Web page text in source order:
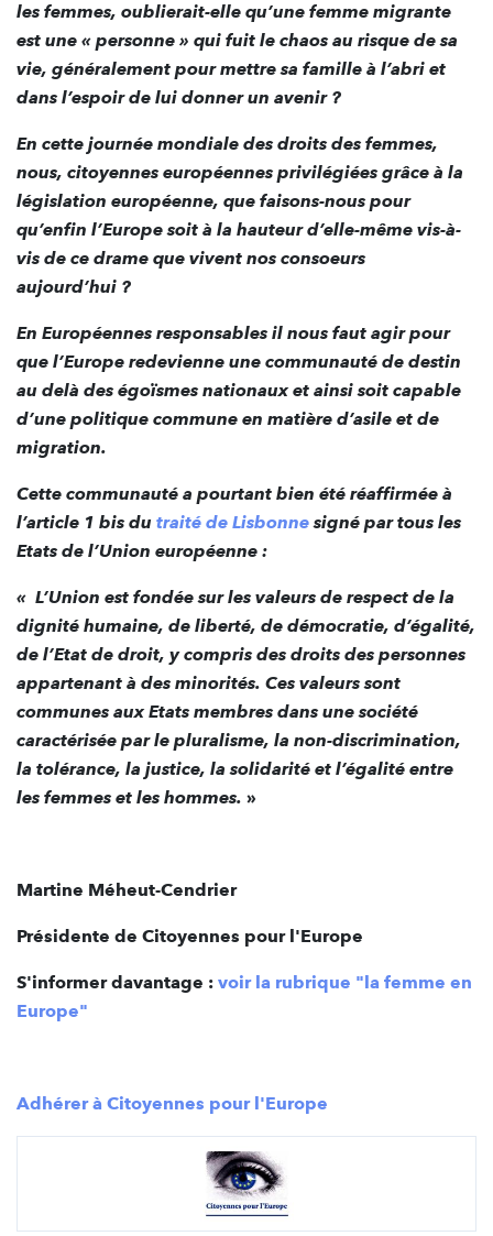
les femmes, oublierait-elle qu’une femme migrante
est une « personne » qui fuit le chaos au risque de sa
vie, généralement pour mettre sa famille à l’abri et
dans l’espoir de lui donner un avenir ?
En cette journée mondiale des droits des femmes,
nous, citoyennes européennes privilégiées grâce à la
législation européenne, que faisons-nous pour
qu’enfin l’Europe soit à la hauteur d’elle-même vis-à-
vis de ce drame que vivent nos consoeurs
aujourd’hui ?
En Européennes responsables il nous faut agir pour
que l’Europe redevienne une communauté de destin
au delà des égoïsmes nationaux et ainsi soit capable
d’une politique commune en matière d’asile et de
migration.
Cette communauté a pourtant bien été réaffirmée à
l’article 1 bis du traité de Lisbonnesigné par tous les
Etats de l’Union européenne :
« L’Union est fondée sur les valeurs de respect de la
dignité humaine, de liberté, de démocratie, d’égalité,
de l’Etat de droit, y compris des droits des personnes
appartenant à des minorités. Ces valeurs sont
communes aux Etats membres dans une société
caractérisée par le pluralisme, la non-discrimination,
la tolérance, la justice, la solidarité et l’égalité entre
les femmes et les hommes. »
Martine Méheut-Cendrier
Présidente de Citoyennes pour l'Europe
S'informer davantage : voir la rubrique "la femme en
Europe"
Adhérer à Citoyennes pour l'Europe